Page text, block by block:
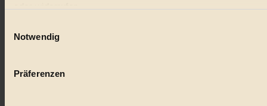
Wenn Sie es erlauben, würden wir auch gerne:
Ihr Gerät durch aktives Scannen nach bestimmten
Notwendig
Präferenzen